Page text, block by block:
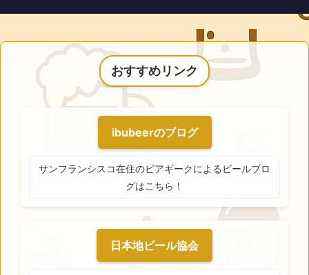
おすすめリンク
ibubeerのブログ
サンフランシスコ在住のビアギークによるビールブロ
グはこちら！
日本地ビール協会